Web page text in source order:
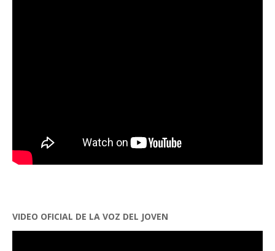
VIDEO OFICIAL DE LA VOZ DEL JOVEN